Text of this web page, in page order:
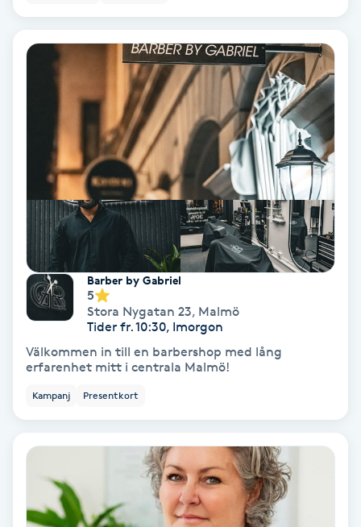
Nagelklippning
Nagelsvamp
Nageltrång
Nagelvård
Naglar borttagning
Naglar reparation
Naprapati
Navelpiercing
Ny frisyr
Barber by Gabriel
5
Stora Nygatan 23, Malmö
Tider fr. 10:30, Imorgon
Välkommen in till en barbershop med lång
erfarenhet mitt i centrala Malmö!
Kampanj Presentkort